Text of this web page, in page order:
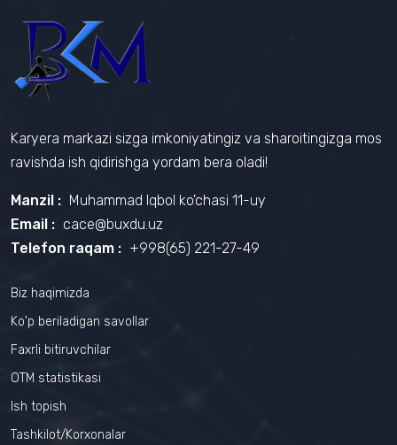
Karyera markazi sizga imkoniyatingiz va sharoitingizga mos
ravishda ish qidirishga yordam bera oladi!
Manzil : Muhammad Iqbol ko'chasi 11-uy
Email : cace@buxdu.uz
Telefon raqam : +998(65) 221-27-49
Biz haqimizda
Ko'p beriladigan savollar
Faxrli bitiruvchilar
OTM statistikasi
Ish topish
Tashkilot/Korxonalar